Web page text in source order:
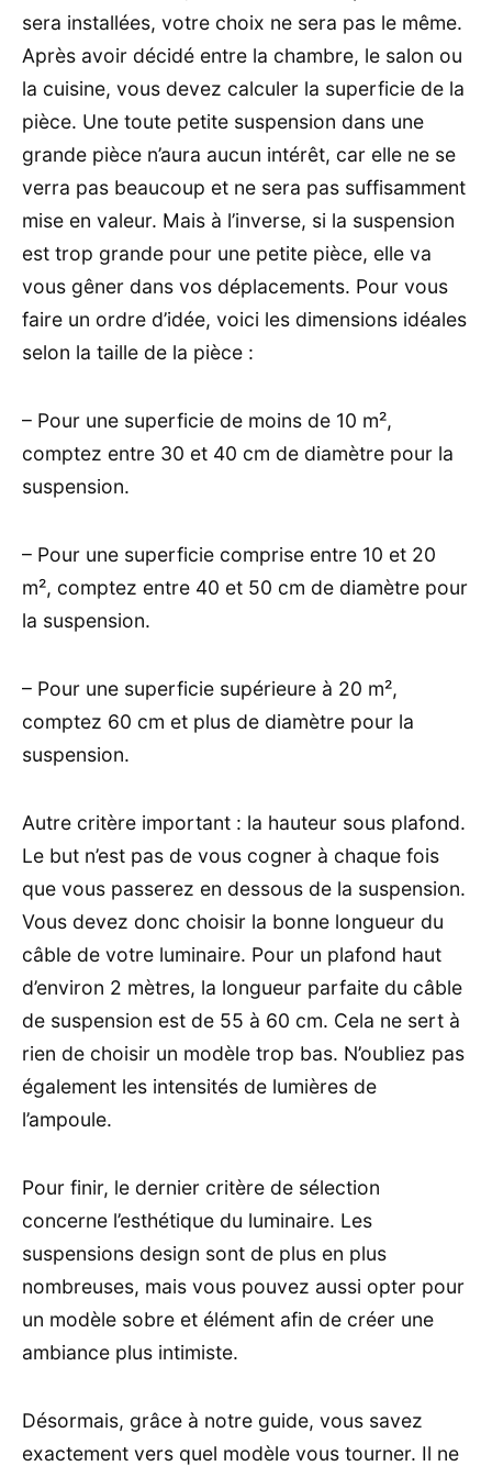
sera installées, votre choix ne sera pas le même.
Après avoir décidé entre la chambre, le salon ou
la cuisine, vous devez calculer la superficie de la
pièce. Une toute petite suspension dans une
grande pièce n’aura aucun intérêt, car elle ne se
verra pas beaucoup et ne sera pas suffisamment
mise en valeur. Mais à l’inverse, si la suspension
est trop grande pour une petite pièce, elle va
vous gêner dans vos déplacements. Pour vous
faire un ordre d’idée, voici les dimensions idéales
selon la taille de la pièce :
– Pour une superficie de moins de 10 m²,
comptez entre 30 et 40 cm de diamètre pour la
suspension.
– Pour une superficie comprise entre 10 et 20
m², comptez entre 40 et 50 cm de diamètre pour
la suspension.
– Pour une superficie supérieure à 20 m²,
comptez 60 cm et plus de diamètre pour la
suspension.
Autre critère important : la hauteur sous plafond.
Le but n’est pas de vous cogner à chaque fois
que vous passerez en dessous de la suspension.
Vous devez donc choisir la bonne longueur du
câble de votre luminaire. Pour un plafond haut
d’environ 2 mètres, la longueur parfaite du câble
de suspension est de 55 à 60 cm. Cela ne sert à
rien de choisir un modèle trop bas. N’oubliez pas
également les intensités de lumières de
l’ampoule.
Pour finir, le dernier critère de sélection
concerne l’esthétique du luminaire. Les
suspensions design sont de plus en plus
nombreuses, mais vous pouvez aussi opter pour
un modèle sobre et élément afin de créer une
ambiance plus intimiste.
Désormais, grâce à notre guide, vous savez
exactement vers quel modèle vous tourner. Il ne